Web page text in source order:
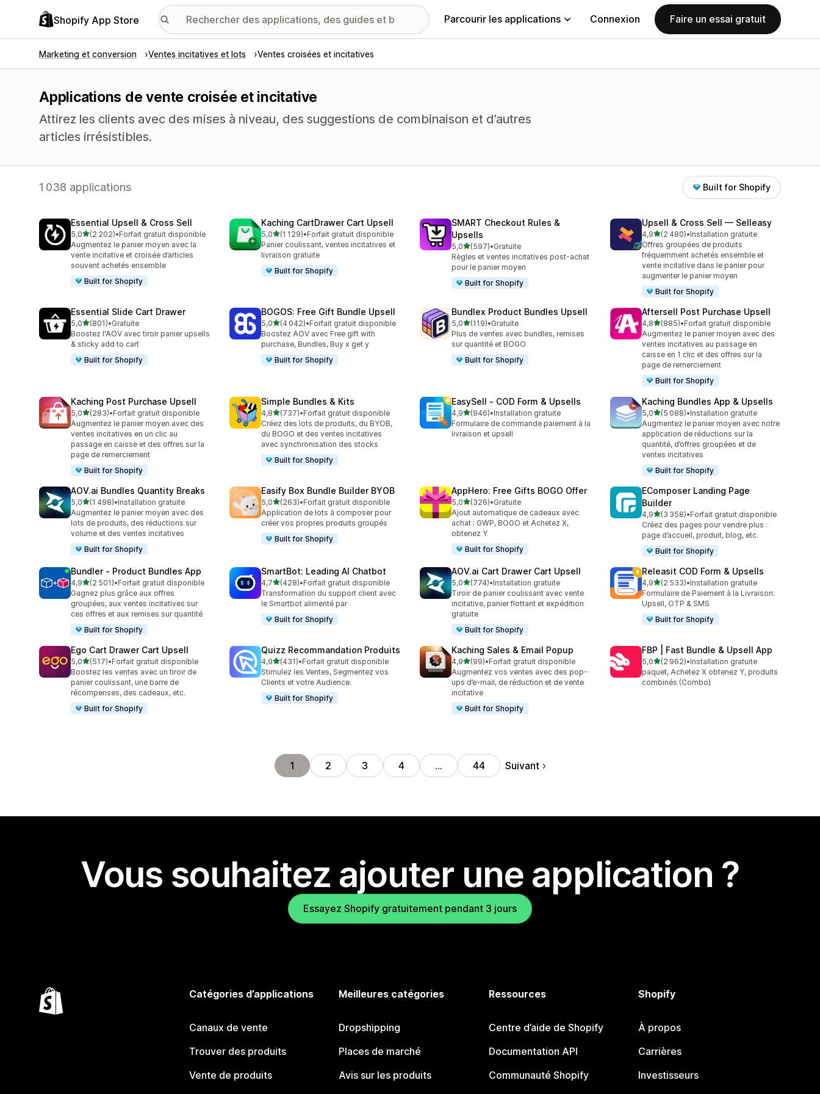
Shopify App Store Parcourir les applications Connexion Faire un essai gratuit
Marketing et conversion Ventes incitatives et lots Ventes croisées et incitatives
Applications de vente croisée et incitative
Attirez les clients avec des mises à niveau, des suggestions de combinaison et d’autres
articles irrésistibles.
1 038 applications Built for Shopify
Essential Upsell & Cross Sell
5,0étoile(s) sur 5
(2 202)
2202 avis au total
•Forfait gratuit disponible
Augmentez le panier moyen avec la
vente incitative et croisée d’articles
souvent achetés ensemble
Built for Shopify
Kaching CartDrawer Cart Upsell
5,0étoile(s) sur 5
(1 129)
1129 avis au total
•Forfait gratuit disponible
Panier coulissant, ventes incitatives et
livraison gratuite
Built for Shopify
SMART Checkout Rules &
Upsells
5,0étoile(s) sur 5
(597)
597 avis au total
•Gratuite
Règles et ventes incitatives post-achat
pour le panier moyen
Built for Shopify
Upsell & Cross Sell — Selleasy
4,9étoile(s) sur 5
(2 480)
2480 avis au total
•Installation gratuite
Offres groupées de produits
fréquemment achetés ensemble et
vente incitative dans le panier pour
augmenter le panier moyen
Built for Shopify
Essential Slide Cart Drawer
5,0étoile(s) sur 5
(801)
801 avis au total
•Gratuite
Boostez l'AOV avec tiroir panier upsells
& sticky add to cart
Built for Shopify
BOGOS: Free Gift Bundle Upsell
5,0étoile(s) sur 5
(4 042)
4042 avis au total
•Forfait gratuit disponible
Boostez AOV avec Free gift with
purchase, Bundles, Buy x get y
Built for Shopify
Bundlex Product Bundles Upsell
5,0étoile(s) sur 5
(119)
119 avis au total
•Gratuite
Plus de ventes avec bundles, remises
sur quantité et BOGO
Built for Shopify
Aftersell Post Purchase Upsell
4,8étoile(s) sur 5
(885)
885 avis au total
•Forfait gratuit disponible
Augmentez le panier moyen avec des
ventes incitatives au passage en
caisse en 1 clic et des offres sur la
page de remerciement
Built for Shopify
Kaching Post Purchase Upsell
5,0étoile(s) sur 5
(283)
283 avis au total
•Forfait gratuit disponible
Augmentez le panier moyen avec des
ventes incitatives en un clic au
passage en caisse et des offres sur la
page de remerciement
Built for Shopify
Simple Bundles & Kits
4,8étoile(s) sur 5
(737)
737 avis au total
•Forfait gratuit disponible
Créez des lots de produits, du BYOB,
du BOGO et des ventes incitatives
avec synchronisation des stocks
Built for Shopify
EasySell ‑ COD Form & Upsells
4,9étoile(s) sur 5
(946)
946 avis au total
•Installation gratuite
Formulaire de commande paiement à la
livraison et upsell
Kaching Bundles App & Upsells
5,0étoile(s) sur 5
(5 088)
5088 avis au total
•Installation gratuite
Augmentez le panier moyen avec notre
application de réductions sur la
quantité, d’offres groupées et de
ventes incitatives
Built for Shopify
AOV.ai Bundles Quantity Breaks
5,0étoile(s) sur 5
(1 498)
1498 avis au total
•Installation gratuite
Augmentez le panier moyen avec des
lots de produits, des réductions sur
volume et des ventes incitatives
Built for Shopify
Easify Box Bundle Builder BYOB
5,0étoile(s) sur 5
(263)
263 avis au total
•Forfait gratuit disponible
Application de lots à composer pour
créer vos propres produits groupés
Built for Shopify
AppHero: Free Gifts BOGO Offer
5,0étoile(s) sur 5
(326)
326 avis au total
•Gratuite
Ajout automatique de cadeaux avec
achat : GWP, BOGO et Achetez X,
obtenez Y
Built for Shopify
EComposer Landing Page
Builder
4,9étoile(s) sur 5
(3 358)
3358 avis au total
•Forfait gratuit disponible
Créez des pages pour vendre plus :
page d’accueil, produit, blog, etc.
Built for Shopify
Bundler ‑ Product Bundles App
4,9étoile(s) sur 5
(2 501)
2501 avis au total
•Forfait gratuit disponible
Gagnez plus grâce aux offres
groupées, aux ventes incitatives sur
ces offres et aux remises sur quantité
Built for Shopify
SmartBot: Leading AI Chatbot
4,7étoile(s) sur 5
(428)
428 avis au total
•Forfait gratuit disponible
Transformation du support client avec
le Smartbot alimenté par
Built for Shopify
AOV.ai Cart Drawer Cart Upsell
5,0étoile(s) sur 5
(774)
774 avis au total
•Installation gratuite
Tiroir de panier coulissant avec vente
incitative, panier flottant et expédition
gratuite
Built for Shopify
Releasit COD Form & Upsells
4,9étoile(s) sur 5
(2 533)
2533 avis au total
•Installation gratuite
Formulaire de Paiement à la Livraison:
Upsell, OTP & SMS
Built for Shopify
Ego Cart Drawer Cart Upsell
5,0étoile(s) sur 5
(517)
517 avis au total
•Forfait gratuit disponible
Boostez les ventes avec un tiroir de
panier coulissant, une barre de
récompenses, des cadeaux, etc.
Built for Shopify
Quizz Recommandation Produits
4,9étoile(s) sur 5
(431)
431 avis au total
•Forfait gratuit disponible
Stimulez les Ventes, Segmentez vos
Clients et votre Audience.
Built for Shopify
Kaching Sales & Email Popup
4,9étoile(s) sur 5
(99)
99 avis au total
•Forfait gratuit disponible
Augmentez vos ventes avec des pop-
ups d’e-mail, de réduction et de vente
incitative
Built for Shopify
FBP | Fast Bundle & Upsell App
5,0étoile(s) sur 5
(2 962)
2962 avis au total
•Installation gratuite
paquet, Achetez X obtenez Y, produits
combinés (Combo)
1 2 3 4 … 44 Suivant
Vous souhaitez ajouter une application ?
Essayez Shopify gratuitement pendant 3 jours
Catégories d’applications
Canaux de vente
Trouver des produits
Vente de produits
Meilleures catégories
Dropshipping
Places de marché
Avis sur les produits
Ressources
Centre d’aide de Shopify
Documentation API
Communauté Shopify
Shopify
À propos
Carrières
Investisseurs